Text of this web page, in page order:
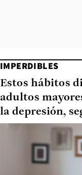
IMPERDIBLES
Estos hábitos
adultos
la depresión,